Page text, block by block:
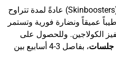
تستمر نتائج حقن السكين بوستر (Skinboosters) عادةً لمدة تتراوح
عميقاً ونضارة فورية وتستمر
الكولاجين. وللحصول على
، بفاصل 3-4 أسابيع بين